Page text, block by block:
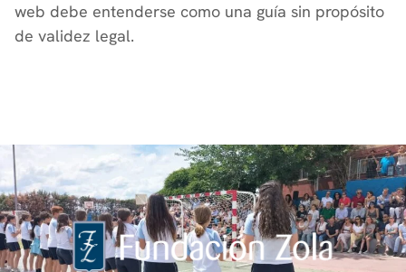
web debe entenderse como una guía sin propósito
de validez legal.